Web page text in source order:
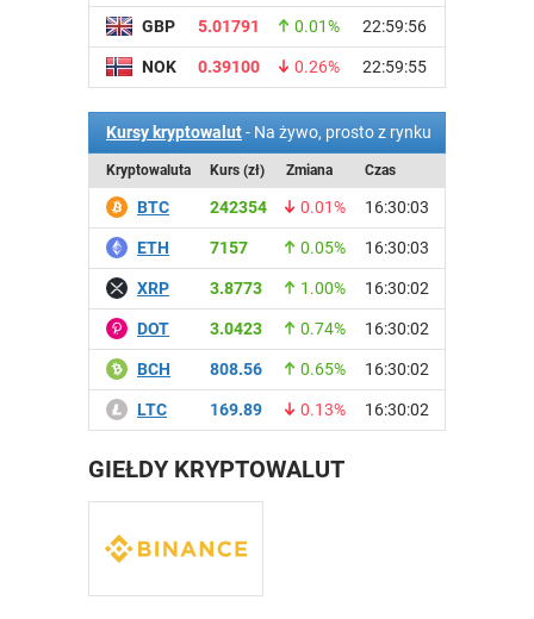
GBP 5.01791 0.01% 22:59:56
NOK 0.39100 0.26% 22:59:55
Kursy kryptowalut- Na żywo, prosto z rynku
Kryptowaluta Kurs (zł) Zmiana Czas
BTC 242354 0.01% 16:30:03
ETH 7157 0.05% 16:30:03
XRP 3.8773 1.00% 16:30:02
DOT 3.0423 0.74% 16:30:02
BCH 808.56 0.65% 16:30:02
LTC 169.89 0.13% 16:30:02
GIEŁDY KRYPTOWALUT